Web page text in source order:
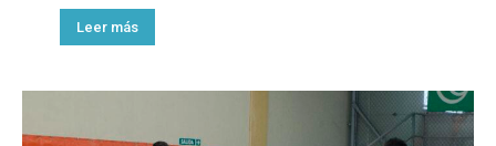
Leer más